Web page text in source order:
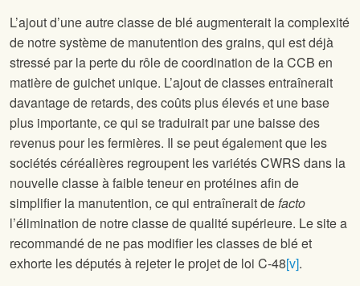
L’ajout d’une autre classe de blé augmenterait la complexité
de notre système de manutention des grains, qui est déjà
stressé par la perte du rôle de coordination de la CCB en
matière de guichet unique. L’ajout de classes entraînerait
davantage de retards, des coûts plus élevés et une base
plus importante, ce qui se traduirait par une baisse des
revenus pour les fermières. Il se peut également que les
sociétés céréalières regroupent les variétés CWRS dans la
nouvelle classe à faible teneur en protéines afin de
simplifier la manutention, ce qui entraînerait defacto
l’élimination de notre classe de qualité supérieure. Le sitea
recommandé de ne pas modifier les classes de blé et
exhorte les députés à rejeter le projet de loi C-48[v].